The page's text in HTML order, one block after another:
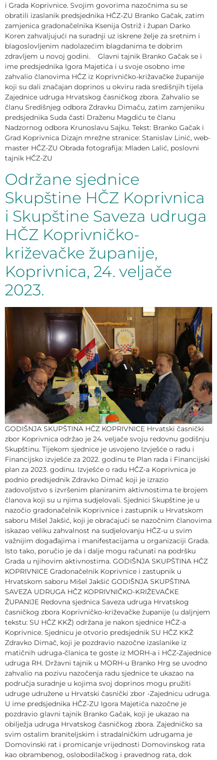
i Grada Koprivnice. Svojim govorima nazočnima su se
obratili izaslanik predsjednika HČZ-ZU Branko Gačak, zatim
zamjenica gradonačelnika Ksenija Ostriž i župan Darko
Koren zahvaljujući na suradnji uz iskrene želje za sretnim i
blagoslovljenim nadolazećim blagdanima te dobrim
zdravljem u novoj godini. Glavni tajnik Branko Gačak se i
ime predsjednika Igora Majetića i u svoje osobno ime
zahvalio članovima HČZ iz Koprivničko-križavačke županije
koji su dali značajan doprinos u okviru rada središnjih tijela
Zajednice udruga Hrvatskog časničkog zbora. Zahvalio se
članu Središnjeg odbora Zdravku Dimaču, zatim zamjeniku
predsjednika Suda časti Draženu Magdiću te članu
Nadzornog odbora Krunoslavu Sajku. Tekst: Branko Gačak i
Grad Koprivnica Dizajn mrežne stranice: Stanislav Linić, web-
master HČZ-ZU Obrada fotografija: Mladen Lalić, poslovni
tajnik HČZ-ZU
Održane sjednice
Skupštine HČZ Koprivnica
i Skupštine Saveza udruga
HČZ Koprivničko-
križevačke županije,
Koprivnica, 24. veljače
2023.
GODIŠNJA SKUPŠTINA HČZ KOPRIVNICE Hrvatski časnički
zbor Koprivnica održao je 24. veljače svoju redovnu godišnju
Skupštinu. Tijekom sjednice je usvojeno Izvješće o radu i
Financijsko izvješće za 2022. godinu te Plan rada i Financijski
plan za 2023. godinu. Izvješće o radu HČZ-a Koprivnica je
podnio predsjednik Zdravko Dimač koji je izrazio
zadovoljstvo s izvršenim planiranim aktivnostima te brojem
članova koji su u njima sudjelovali. Sjednici Skupštine je u
nazočio gradonačelnik Koprivnice i zastupnik u Hrvatskom
saboru Mišel Jakšić, koji je obraćajući se nazočnim članovima
iskazao veliku zahvalnost na sudjelovanju HČZ-u u svim
važnijim događajima i manifestacijama u organizaciji Grada.
Isto tako, poručio je da i dalje mogu računati na podršku
Grada u njihovim aktivnostima. GODIŠNJA SKUPŠTINA HČZ
KOPRIVNICE Gradonačelnik Koprivnice i zastupnik u
Hrvatskom saboru Mišel Jakšić GODIŠNJA SKUPŠTINA
SAVEZA UDRUGA HČZ KOPRIVNIČKO-KRIŽEVAČKE
ŽUPANIJE Redovna sjednica Saveza udruga Hrvatskog
časničkog zbora Koprivničko-križevačke županije (u daljnjem
tekstu: SU HČZ KKŽ) održana je nakon sjednice HČZ-a
Koprivnice. Sjednicu je otvorio predsjednik SU HČZ KKŽ
Zdravko Dimač, koji je pozdravio nazočne izaslanike iz
matičnih udruga-članica te goste iz MORH-a i HČZ-Zajednice
udruga RH. Državni tajnik u MORH-u Branko Hrg se uvodno
zahvalio na pozivu nazočenja radu sjednice te ukazao na
područja suradnje u kojima svoj doprinos mogu pružiti
udruge udružene u Hrvatski časnički zbor -Zajednicu udruga.
U ime predsjednika HČZ-ZU Igora Majetića nazočne je
pozdravio glavni tajnik Branko Gačak, koji je ukazao na
obilježja udruga Hrvatskog časničkog zbora. Zajedničko sa
svim ostalim braniteljskim i stradalničkim udrugama je
Domovinski rat i promicanje vrijednosti Domovinskog rata
kao obrambenog, oslobodilačkog i pravednog rata, dok